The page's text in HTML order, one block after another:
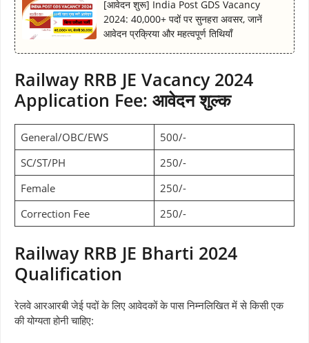
[आवेदन शुरू] India Post GDS Vacancy
2024: 40,000+ पदों पर सुनहरा अवसर, जानें
आवेदन प्रक्रिया और महत्वपूर्ण तिथियाँ
Railway RRB JE Vacancy 2024
Application Fee: आवेदन शुल्क
General/OBC/EWS
500/-
SC/ST/PH
250/-
Female
250/-
Correction Fee
250/-
Railway RRB JE Bharti 2024
Qualification
रेलवे आरआरबी जेई पदों के लिए आवेदकों के पास निम्नलिखित में से किसी एक
की योग्यता होनी चाहिए: